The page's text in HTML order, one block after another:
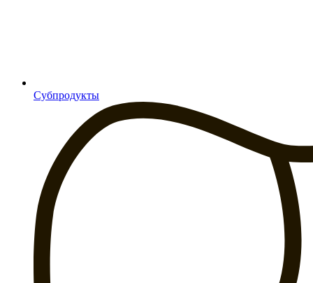
Субпродукты